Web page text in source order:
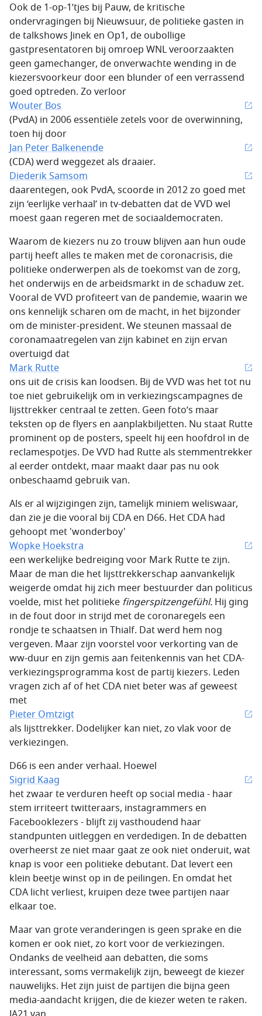
Ook de 1-op-1’tjes bij Pauw, de kritische
ondervragingen bij Nieuwsuur, de politieke gasten in
de talkshows Jinek en Op1, de oubollige
gastpresentatoren bij omroep WNL veroorzaakten
geen gamechanger, de onverwachte wending in de
kiezersvoorkeur door een blunder of een verrassend
goed optreden. Zo verloor
Wouter Bos
(PvdA) in 2006 essentiële zetels voor de overwinning,
toen hij door
Jan Peter Balkenende
(CDA) werd weggezet als draaier.
Diederik Samsom
daarentegen, ook PvdA, scoorde in 2012 zo goed met
zijn ‘eerlijke verhaal’ in tv-debatten dat de VVD wel
moest gaan regeren met de sociaaldemocraten.
Waarom de kiezers nu zo trouw blijven aan hun oude
partij heeft alles te maken met de coronacrisis, die
politieke onderwerpen als de toekomst van de zorg,
het onderwijs en de arbeidsmarkt in de schaduw zet.
Vooral de VVD profiteert van de pandemie, waarin we
ons kennelijk scharen om de macht, in het bijzonder
om de minister-president. We steunen massaal de
coronamaatregelen van zijn kabinet en zijn ervan
overtuigd dat
Mark Rutte
ons uit de crisis kan loodsen. Bij de VVD was het tot nu
toe niet gebruikelijk om in verkiezingscampagnes de
lijsttrekker centraal te zetten. Geen foto’s maar
teksten op de flyers en aanplakbiljetten. Nu staat Rutte
prominent op de posters, speelt hij een hoofdrol in de
reclamespotjes. De VVD had Rutte als stemmentrekker
al eerder ontdekt, maar maakt daar pas nu ook
onbeschaamd gebruik van.
Als er al wijzigingen zijn, tamelijk miniem weliswaar,
dan zie je die vooral bij CDA en D66. Het CDA had
gehoopt met 'wonderboy'
Wopke Hoekstra
een werkelijke bedreiging voor Mark Rutte te zijn.
Maar de man die het lijsttrekkerschap aanvankelijk
weigerde omdat hij zich meer bestuurder dan politicus
voelde, mist het politieke fingerspitzengefühl. Hij ging
in de fout door in strijd met de coronaregels een
rondje te schaatsen in Thialf. Dat werd hem nog
vergeven. Maar zijn voorstel voor verkorting van de
ww-duur en zijn gemis aan feitenkennis van het CDA-
verkiezingsprogramma kost de partij kiezers. Leden
vragen zich af of het CDA niet beter was af geweest
met
Pieter Omtzigt
als lijsttrekker. Dodelijker kan niet, zo vlak voor de
verkiezingen.
D66 is een ander verhaal. Hoewel
Sigrid Kaag
het zwaar te verduren heeft op social media - haar
stem irriteert twitteraars, instagrammers en
Facebooklezers - blijft zij vasthoudend haar
standpunten uitleggen en verdedigen. In de debatten
overheerst ze niet maar gaat ze ook niet onderuit, wat
knap is voor een politieke debutant. Dat levert een
klein beetje winst op in de peilingen. En omdat het
CDA licht verliest, kruipen deze twee partijen naar
elkaar toe.
Maar van grote veranderingen is geen sprake en die
komen er ook niet, zo kort voor de verkiezingen.
Ondanks de veelheid aan debatten, die soms
interessant, soms vermakelijk zijn, beweegt de kiezer
nauwelijks. Het zijn juist de partijen die bijna geen
media-aandacht krijgen, die de kiezer weten te raken.